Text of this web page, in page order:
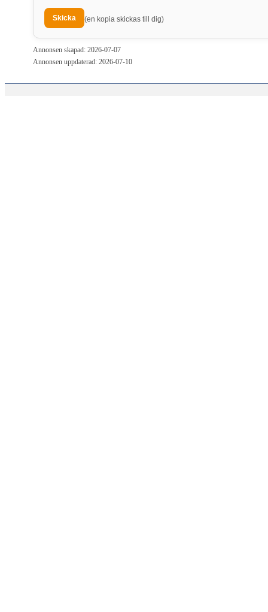
(en kopia skickas till dig)
Annonsen skapad: 2026-07-07
Annonsen uppdaterad: 2026-07-10